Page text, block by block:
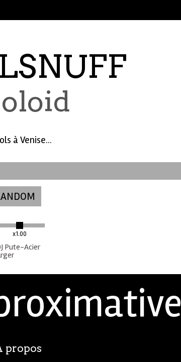
à Venise...
x1.00
Pute-Acier
propos